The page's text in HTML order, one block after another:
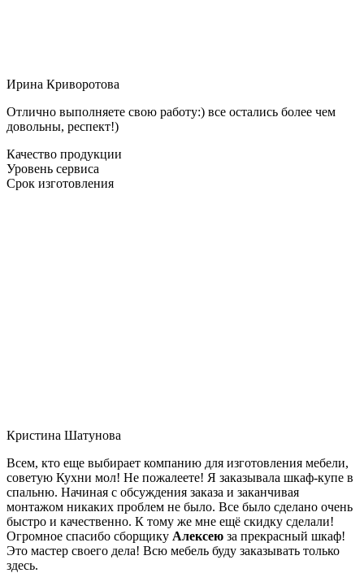
Ирина Криворотова
Отлично выполняете свою работу:) все остались более чем
довольны, респект!)
Качество продукции
Уровень сервиса
Срок изготовления
Кристина Шатунова
Всем, кто еще выбирает компанию для изготовления мебели,
советую Кухни мол! Не пожалеете! Я заказывала шкаф-купе в
спальню. Начиная с обсуждения заказа и заканчивая
монтажом никаких проблем не было. Все было сделано очень
быстро и качественно. К тому же мне ещё скидку сделали!
Огромное спасибо сборщику Алексею за прекрасный шкаф!
Это мастер своего дела! Всю мебель буду заказывать только
здесь.